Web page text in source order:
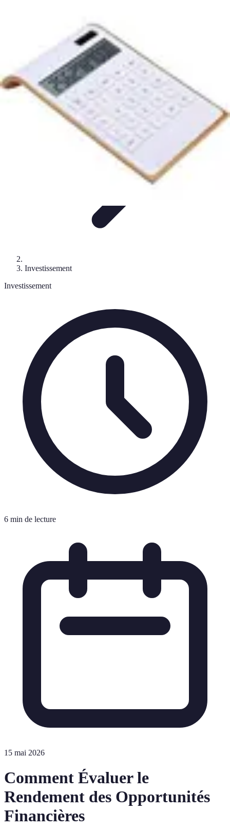
Revenus PassifsÉpargne
Opportunités Financières
Investissement
Investissement
6 min de lecture
15 mai 2026
Comment Évaluer le
Rendement des Opportunités
Financières